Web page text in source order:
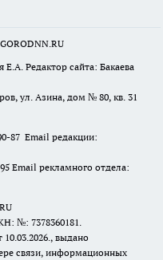
Редактор сайта: Бакаева
ул. Азина, дом № 80, кв. 31
87 Email редакции:
Email рекламного отдела:
№: 7378360181.
выдано
связи, информационных